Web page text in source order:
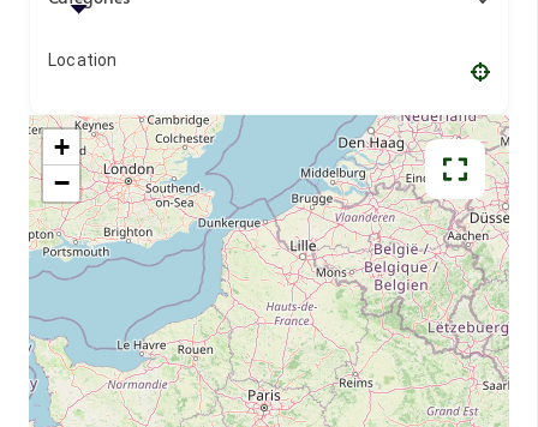
Location
+
−